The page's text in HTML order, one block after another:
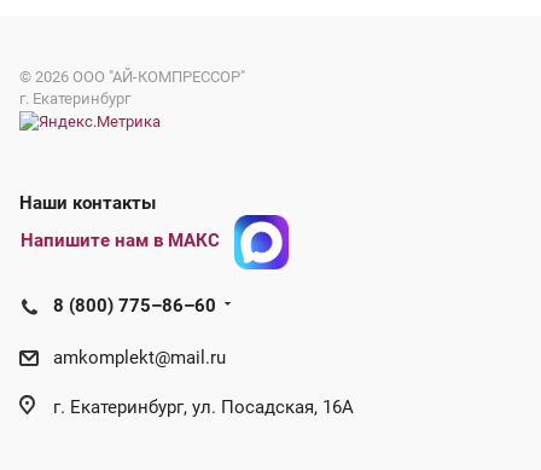
© 2026 ООО "АЙ-КОМПРЕССОР"
г. Екатеринбург
Наши контакты
Напишите нам в МАКС
8 (800) 775–86–60
amkomplekt@mail.ru
г. Екатеринбург, ул. Посадская, 16А